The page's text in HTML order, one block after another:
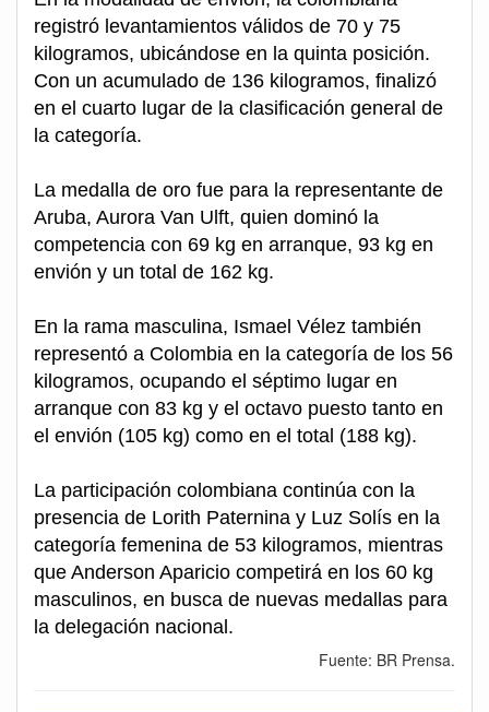
registró levantamientos válidos de 70 y 75
kilogramos, ubicándose en la quinta posición.
Con un acumulado de 136 kilogramos, finalizó
en el cuarto lugar de la clasificación general de
la categoría.
La medalla de oro fue para la representante de
Aruba, Aurora Van Ulft, quien dominó la
competencia con 69 kg en arranque, 93 kg en
envión y un total de 162 kg.
En la rama masculina, Ismael Vélez también
representó a Colombia en la categoría de los 56
kilogramos, ocupando el séptimo lugar en
arranque con 83 kg y el octavo puesto tanto en
el envión (105 kg) como en el total (188 kg).
La participación colombiana continúa con la
presencia de Lorith Paternina y Luz Solís en la
categoría femenina de 53 kilogramos, mientras
que Anderson Aparicio competirá en los 60 kg
masculinos, en busca de nuevas medallas para
la delegación nacional.
Fuente: BR Prensa.